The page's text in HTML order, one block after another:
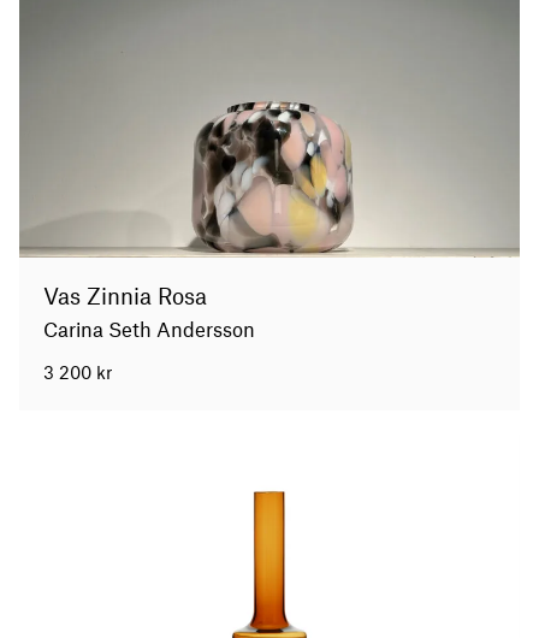
Vas Zinnia Rosa
Carina Seth Andersson
3 200 kr